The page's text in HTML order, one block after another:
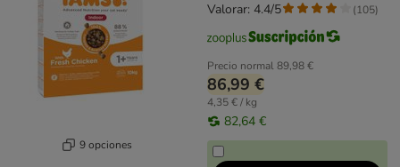
9 opciones
Precio normal89,98 €
86,99 €
4,35 € / kg
82,64 €
Valorar: 4.4/5 (105)